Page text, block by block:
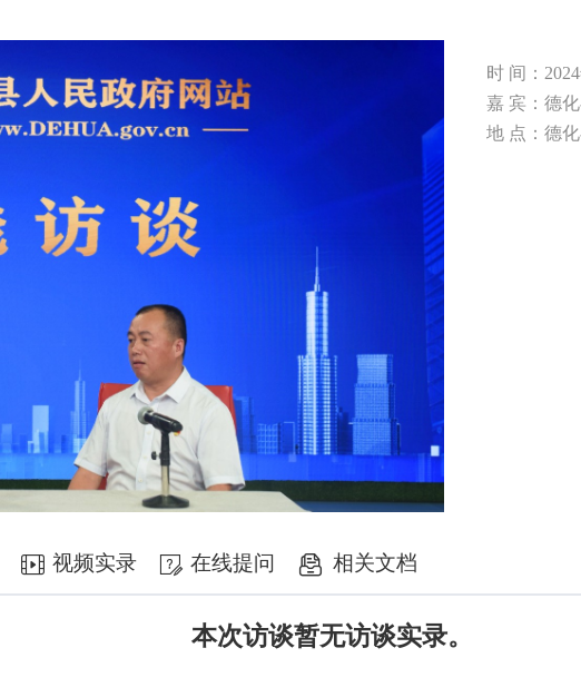
时 间：
嘉 宾：德
地 点：德
视频实录 在线提问 相关文档
本次访谈暂无访谈实录。